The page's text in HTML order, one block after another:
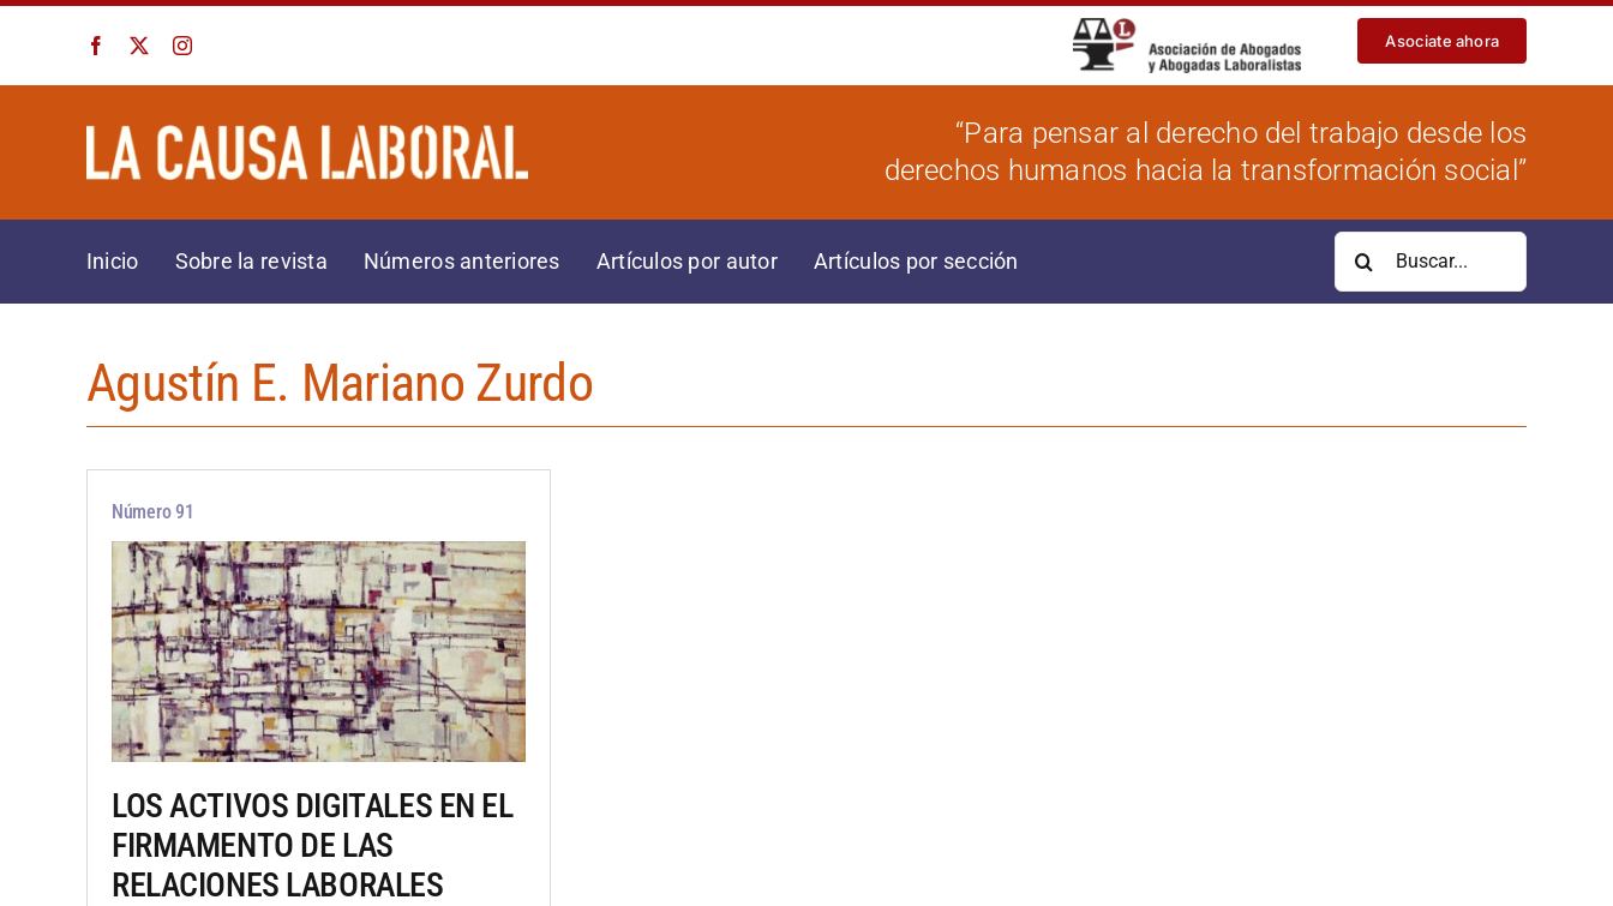
contenido
Asociate ahora
“Para pensar al derecho del trabajo desde los
derechos humanos hacia la transformación social”
Inicio Sobre la revista Números anteriores Artículos por autor Artículos por sección
Buscar:
Agustín E. Mariano Zurdo
Número 91
LOS ACTIVOS DIGITALES EN EL
FIRMAMENTO DE LAS
RELACIONES LABORALES